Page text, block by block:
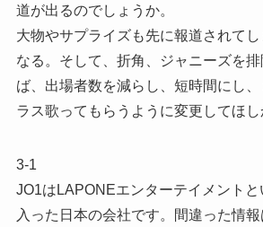
道が出るのでしょうか。
大物やサプライズも先に報道されてし
なる。そして、折角、ジャニーズを
ば、出場者数を減らし、短時間にし
ラス歌ってもらうように変更してほし
3-1
JO1はLAPONEエンターテイメント
入った日本の会社です。間違った情